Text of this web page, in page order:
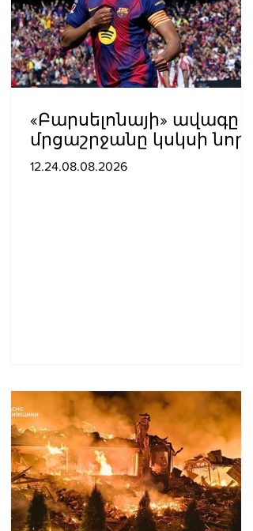
«Բարսելոնայի» ավագը
մրցաշրջանը կսկսի նոր
ակումբում. Ֆաբրիցիո
12.24.08.08.2026